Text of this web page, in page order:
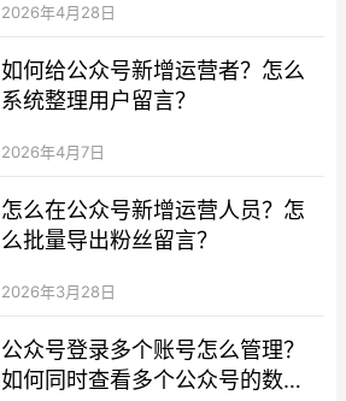
2026年4月28日
如何给公众号新增运营者？怎么
系统整理用户留言？
2026年4月7日
怎么在公众号新增运营人员？怎
么批量导出粉丝留言？
2026年3月28日
公众号登录多个账号怎么管理？
如何同时查看多个公众号的数